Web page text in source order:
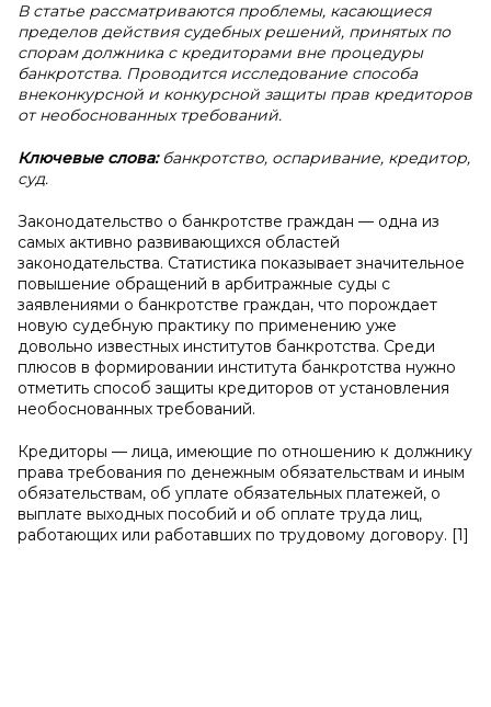
В статье рассматриваются проблемы, касающиеся
пределов действия судебных решений, принятых по
спорам должника с кредиторами вне процедуры
банкротства. Проводится исследование способа
внеконкурсной и конкурсной защиты прав кредиторов
от необоснованных требований.
Ключевые слова:банкротство, оспаривание, кредитор,
суд.
Законодательство о банкротстве граждан — одна из
самых активно развивающихся областей
законодательства. Статистика показывает значительное
повышение обращений в арбитражные суды с
заявлениями о банкротстве граждан, что порождает
новую судебную практику по применению уже
довольно известных институтов банкротства. Среди
плюсов в формировании института банкротства нужно
отметить способ защиты кредиторов от установления
необоснованных требований.
Кредиторы — лица, имеющие по отношению к должнику
права требования по денежным обязательствам и иным
обязательствам, об уплате обязательных платежей, о
выплате выходных пособий и об оплате труда лиц,
работающих или работавших по трудовому договору. [1]